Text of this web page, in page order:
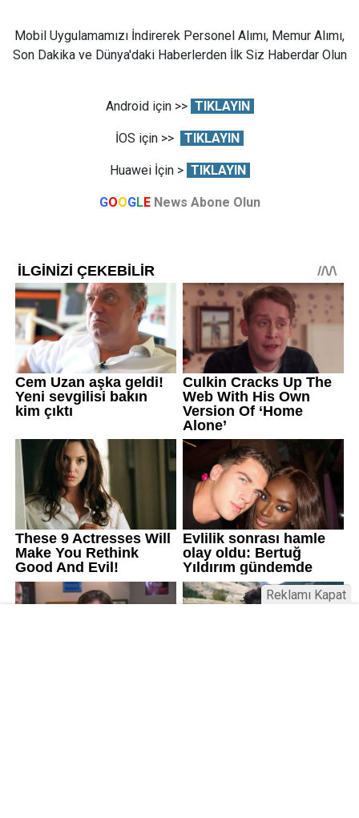
Mobil Uygulamamızı İndirerek Personel Alımı, Memur Alımı,
Son Dakika ve Dünya'daki Haberlerden İlk Siz Haberdar Olun
Android için >> TIKLAYIN
İOS için >> TIKLAYIN
Huawei İçin > TIKLAYIN
GOOGLE News Abone Olun
Reklamı Kapat